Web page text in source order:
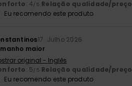
: 4/5 Relação qualidade/preço
Eu recomendo este produto
17. Julho 2026
maior
original - Inglês
: 5/5 Relação qualidade/preço
Eu recomendo este produto